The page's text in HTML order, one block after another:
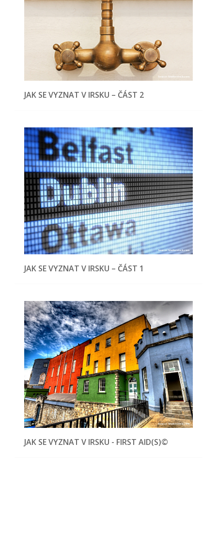
JAK SE VYZNAT V IRSKU – ČÁST 2
JAK SE VYZNAT V IRSKU – ČÁST 1
JAK SE VYZNAT V IRSKU - FIRST AID(S)©